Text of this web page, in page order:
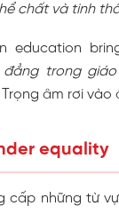
chất và tinh
education
đẳng trong
âm rơi vào
equality
cấp những từ